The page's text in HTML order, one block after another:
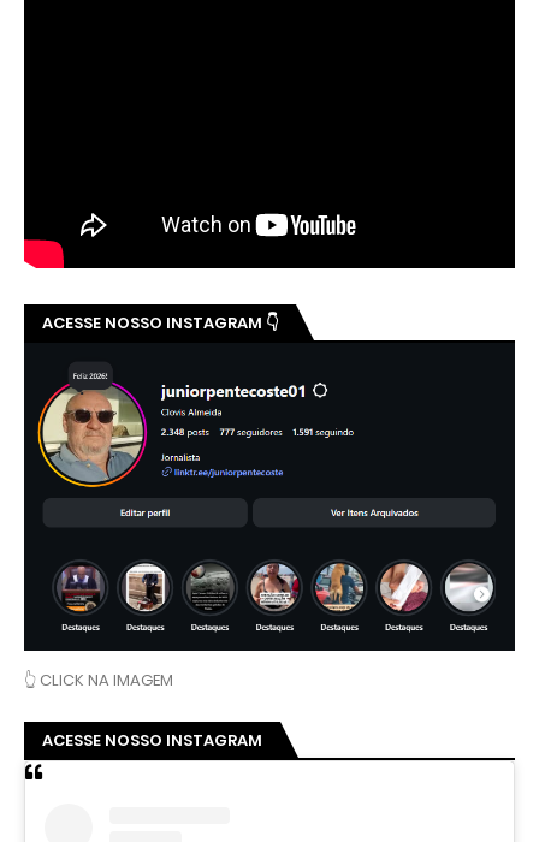
ACESSE NOSSO INSTAGRAM 👇
👆 CLICK NA IMAGEM
ACESSE NOSSO INSTAGRAM